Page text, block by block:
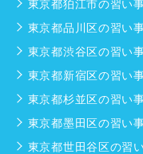
東京都狛江市の習い
東京都品川区の習い
東京都渋谷区の習い
東京都新宿区の習い
東京都杉並区の習い
東京都墨田区の習い
東京都世田谷区の習